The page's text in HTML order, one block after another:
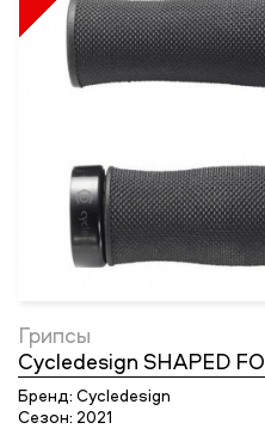
Грипсы
Cycledesign SHAPED
Бренд: Cycledesign
Сезон: 2021